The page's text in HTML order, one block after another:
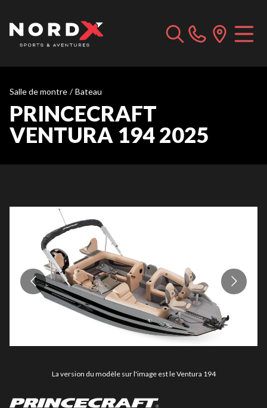
Salle de montre / Bateau
PRINCECRAFT
VENTURA 194 2025
La version du modèle sur l'image est le Ventura 194